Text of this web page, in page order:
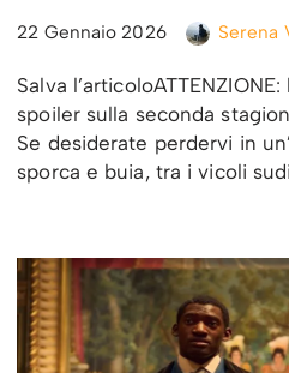
22 Gennaio 2026 Serena
Salva
spoiler sulla seconda
Se desiderate perdervi in
sporca e buia, tra i vicoli